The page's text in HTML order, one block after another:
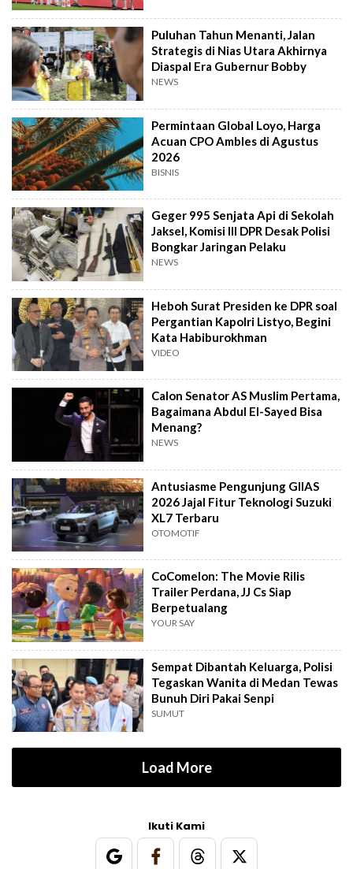
Puluhan Tahun Menanti, Jalan
Strategis di Nias Utara Akhirnya
Diaspal Era Gubernur Bobby
NEWS
Permintaan Global Loyo, Harga
Acuan CPO Ambles di Agustus
2026
BISNIS
Geger 995 Senjata Api di Sekolah
Jaksel, Komisi III DPR Desak Polisi
Bongkar Jaringan Pelaku
NEWS
Heboh Surat Presiden ke DPR soal
Pergantian Kapolri Listyo, Begini
Kata Habiburokhman
VIDEO
Calon Senator AS Muslim Pertama,
Bagaimana Abdul El-Sayed Bisa
Menang?
NEWS
Antusiasme Pengunjung GIIAS
2026 Jajal Fitur Teknologi Suzuki
XL7 Terbaru
OTOMOTIF
CoComelon: The Movie Rilis
Trailer Perdana, JJ Cs Siap
Berpetualang
YOUR SAY
Sempat Dibantah Keluarga, Polisi
Tegaskan Wanita di Medan Tewas
Bunuh Diri Pakai Senpi
SUMUT
Load More
Ikuti Kami